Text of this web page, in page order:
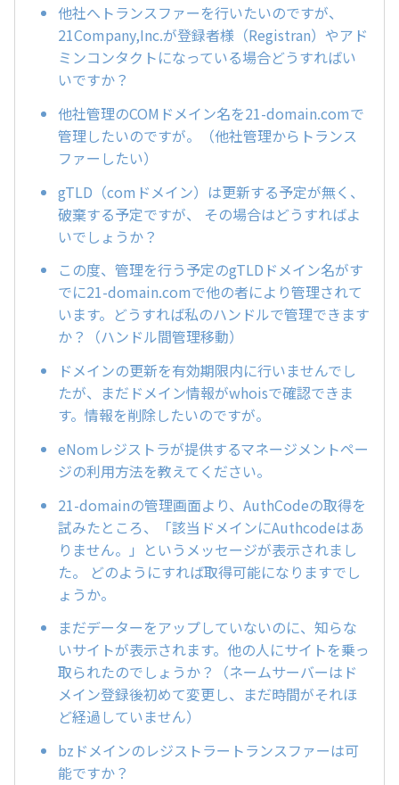
他社へトランスファーを行いたいのですが、
21Company,Inc.が登録者様（Registran）やアド
ミンコンタクトになっている場合どうすればい
いですか？
他社管理のCOMドメイン名を21-domain.comで
管理したいのですが。（他社管理からトランス
ファーしたい）
gTLD（comドメイン）は更新する予定が無く、
破棄する予定ですが、 その場合はどうすればよ
いでしょうか？
この度、管理を行う予定のgTLDドメイン名がす
でに21-domain.comで他の者により管理されて
います。どうすれば私のハンドルで管理できます
か？（ハンドル間管理移動）
ドメインの更新を有効期限内に行いませんでし
たが、まだドメイン情報がwhoisで確認できま
す。情報を削除したいのですが。
eNomレジストラが提供するマネージメントペー
ジの利用方法を教えてください。
21-domainの管理画面より、AuthCodeの取得を
試みたところ、「該当ドメインにAuthcodeはあ
りません。」というメッセージが表示されまし
た。 どのようにすれば取得可能になりますでし
ょうか。
まだデーターをアップしていないのに、知らな
いサイトが表示されます。他の人にサイトを乗っ
取られたのでしょうか？（ネームサーバーはド
メイン登録後初めて変更し、まだ時間がそれほ
ど経過していません）
bzドメインのレジストラートランスファーは可
能ですか？